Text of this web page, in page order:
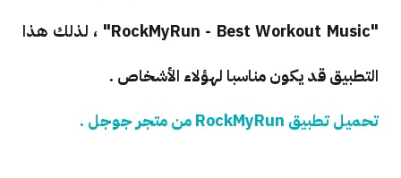
"RockMyRun - Best Workout Music" ، لذلك هذا
التطبيق قد يكون مناسبا لهؤلاء الأشخاص .
تحميل تطبيق RockMyRun من متجر جوجل .